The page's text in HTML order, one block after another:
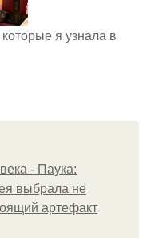
я узнала в
- Паука:
выбрала не
артефакт